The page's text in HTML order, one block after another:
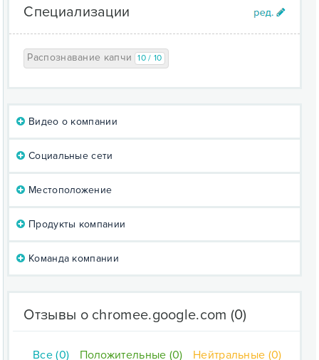
Пожалуйста, обратите внимание, что расширение
требует API-ключа от сервиса решения капч и
предназначено только для решения капч
reCAPTCHA. Для других типов капч могут
потребоваться альтернативные решения или
расширения.
Специализации
Распознавание капчи 10 / 10
Видео о компании
Социальные сети
Местоположение
Продукты компании
Команда компании
Отзывы о chromee.google.com (0)
Все (0) Положительные (0)
Нейтральные (0)